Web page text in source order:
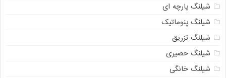
شیلنگ پارچه ای
شیلنگ پنوماتیک
شیلنگ تزریق
شیلنگ حصیری
شیلنگ خانگی